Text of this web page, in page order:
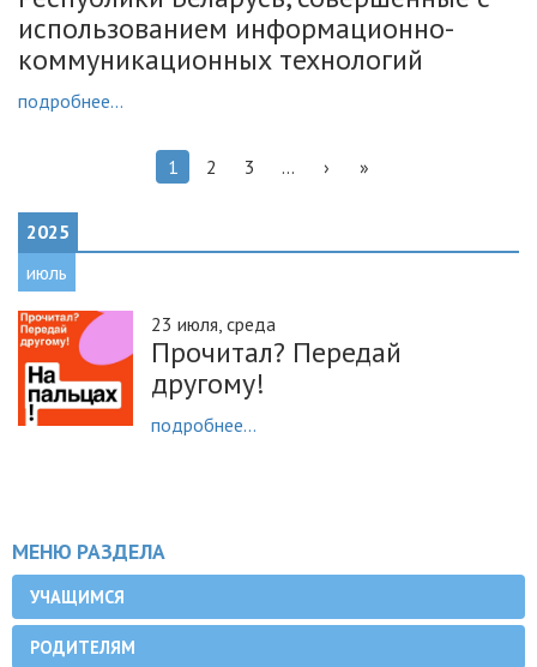
использованием информационно-
коммуникационных технологий
подробнее...
1 2 3 ... › »
2025
июль
23 июля, среда
Прочитал? Передай
другому!
подробнее...
МЕНЮ РАЗДЕЛА
УЧАЩИМСЯ
РОДИТЕЛЯМ